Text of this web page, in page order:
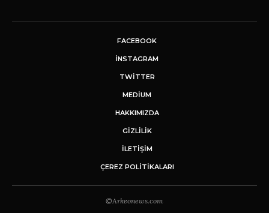
FACEBOOK
INSTAGRAM
TWITTER
MEDIUM
HAKKIMIZDA
GİZLİLİK
İLETIŞIM
ÇEREZ POLITIKALARI
©Arkeonews.com